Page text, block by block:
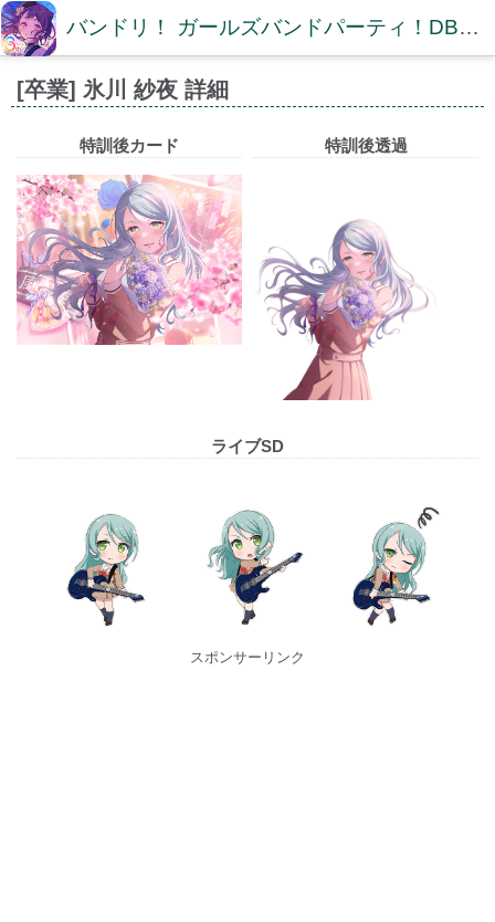
バンドリ！ ガールズバンドパーティ！DB【ガルパDB】
[卒業] 氷川 紗夜 詳細
特訓後カード 特訓後透過
ライブSD
スポンサーリンク